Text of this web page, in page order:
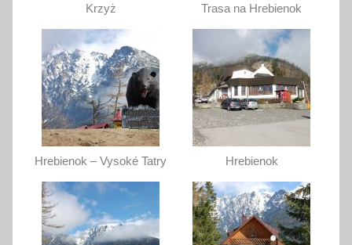
Krzyż Trasa na Hrebienok
Hrebienok – Vysoké Tatry Hrebienok